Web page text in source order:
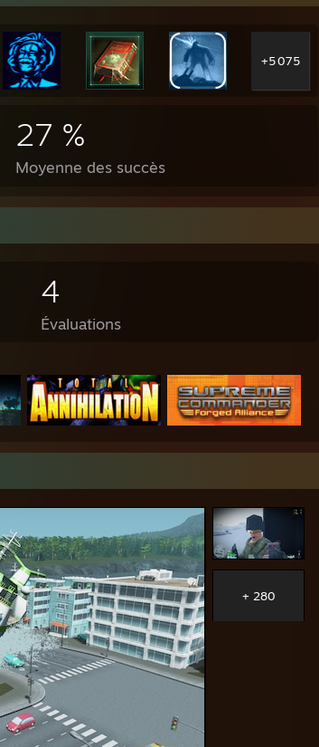
+5 075
27 %
Moyenne des succès
4
Évaluations
+ 280